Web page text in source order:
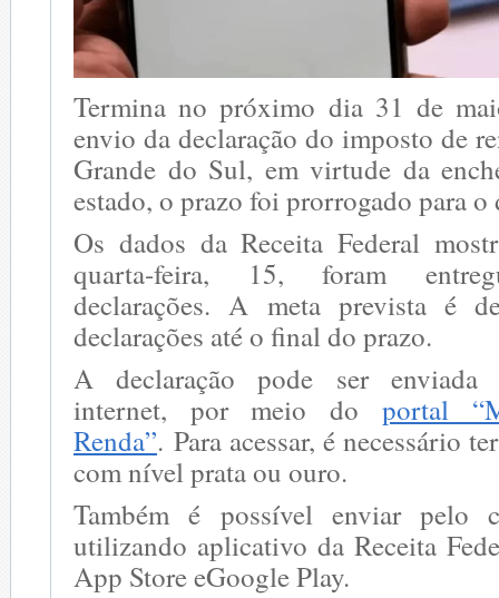
Termina no próximo dia 31 de
envio da declaração do imposto de
Grande do Sul, em virtude da
estado, o prazo foi prorrogado para o
Os dados da Receita Federal
quarta-feira, 15, foram
declarações. A meta prevista é
declarações até o final do prazo.
A declaração pode ser enviada
internet, por meio do portal
Renda”. Para acessar, é necessário
com nível prata ou ouro.
Também é possível enviar pelo
utilizando aplicativo da Receita
App Store eGoogle Play.